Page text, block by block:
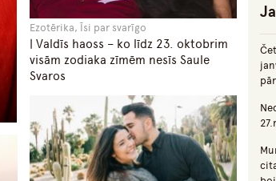
Ezotērika, Īsi par svarīgo
| Valdīs haoss – ko līdz 23. oktobrim
visām zodiaka zīmēm nesīs Saule
Svaros